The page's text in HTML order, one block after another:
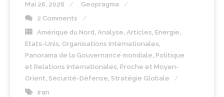
Mai 26, 2026
Geopragma
2 Comments
Amérique du Nord , Analyse, Articles, Energie,
Etats-Unis, Organisations Internationales,
Panorama de la Gouvernance mondiale, Politique
et Relations internationales, Proche et Moyen-
Orient, Sécurité-Défense, Stratégie Globale
Iran